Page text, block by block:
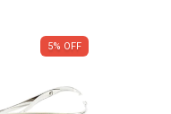
5% OFF